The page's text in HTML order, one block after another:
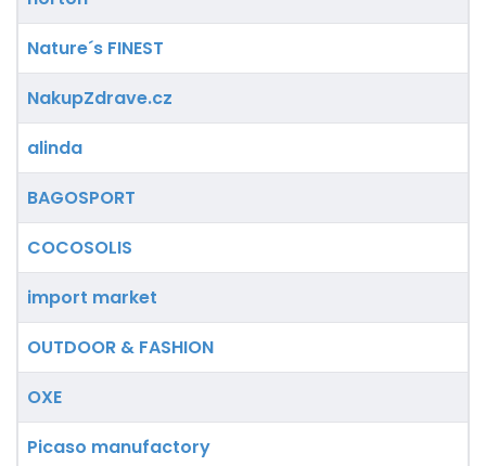
Nature´s FINEST
NakupZdrave.cz
alinda
BAGOSPORT
COCOSOLIS
import market
OUTDOOR & FASHION
OXE
Picaso manufactory